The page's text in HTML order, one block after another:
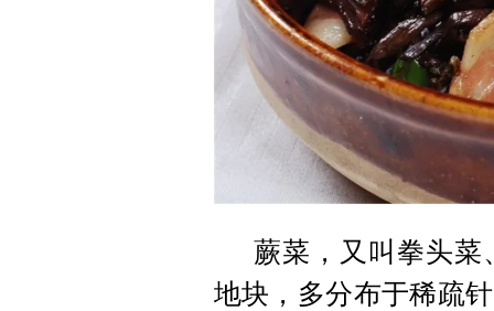
蕨菜，又叫拳头菜
地块，多分布于稀疏